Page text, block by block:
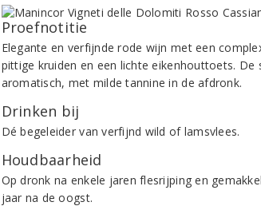
Proefnotitie
Elegante en verfijnde rode wijn met een
pittige kruiden en een lichte eikenhouttoets. De
aromatisch, met milde tannine in de afdronk.
Drinken bij
Dé begeleider van verfijnd wild of lamsvlees.
Houdbaarheid
Op dronk na enkele jaren flesrijping en
jaar na de oogst.